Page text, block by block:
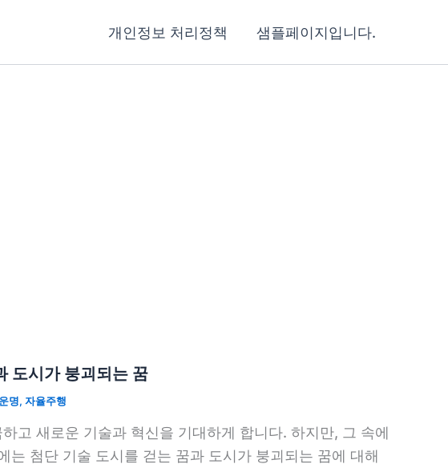
개인정보 처리정책 샘플페이지입니다.
도시가 붕괴되는 꿈
명, 자율주행
고 새로운 기술과 혁신을 기대하게 합니다. 하지만, 그 속에
는 첨단 기술 도시를 걷는 꿈과 도시가 붕괴되는 꿈에 대해